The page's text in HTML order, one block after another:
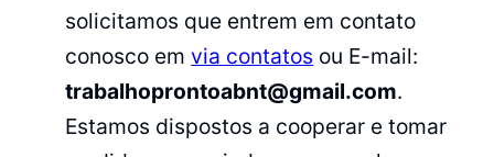
solicitamos que entrem em contato
conosco emvia contatos ou E-mail:
trabalhoprontoabnt@gmail.com.
Estamos dispostos a cooperar e tomar